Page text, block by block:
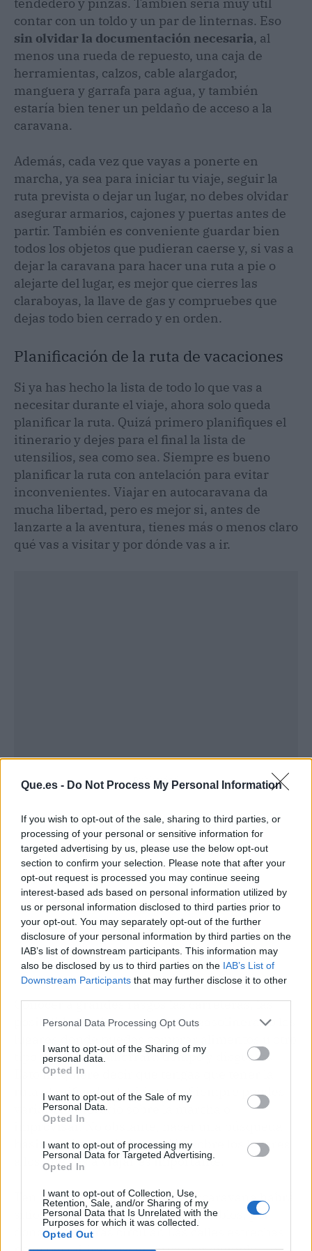
Que.es - Do Not Process My Personal Information
If you wish to opt-out of the sale, sharing to third parties, or
processing of your personal or sensitive information for
targeted advertising by us, please use the below opt-out
section to confirm your selection. Please note that after your
opt-out request is processed you may continue seeing
interest-based ads based on personal information utilized by
us or personal information disclosed to third parties prior to
your opt-out. You may separately opt-out of the further
disclosure of your personal information by third parties on the
IAB’s list of downstream participants. This information may
also be disclosed by us to third parties on the IAB’s List of
Downstream Participants that may further disclose it to other
Personal Data Processing Opt Outs
I want to opt-out of the Sharing of my
personal data.
Opted In
I want to opt-out of the Sale of my
Personal Data.
Opted In
I want to opt-out of processing my
Personal Data for Targeted Advertising.
Opted In
I want to opt-out of Collection, Use,
Retention, Sale, and/or Sharing of my
Personal Data that Is Unrelated with the
Purposes for which it was collected.
Opted Out
contar con un toldo y un par de linternas. Eso
sin olvidar la documentación necesaria, al
menos una rueda de repuesto, una caja de
herramientas, calzos, cable alargador,
manguera y garrafa para agua, y también
estaría bien tener un peldaño de acceso a la
caravana.
Además, cada vez que vayas a ponerte en
marcha, ya sea para iniciar tu viaje, seguir la
ruta prevista o dejar un lugar, no debes olvidar
asegurar armarios, cajones y puertas antes de
partir. También es conveniente guardar bien
todos los objetos que pudieran caerse y, si vas a
dejar la caravana para hacer una ruta a pie o
alejarte del lugar, es mejor que cierres las
claraboyas, la llave de gas y compruebes que
dejas todo bien cerrado y en orden.
Planificación de la ruta de vacaciones
Si ya has hecho la lista de todo lo que vas a
necesitar durante el viaje, ahora solo queda
planificar la ruta. Quizá primero planifiques el
itinerario y dejes para el final la lista de
utensilios, sea como sea. Siempre es bueno
planificar la ruta con antelación para evitar
inconvenientes. Viajar en autocaravana da
mucha libertad, pero es mejor si, antes de
lanzarte a la aventura, tienes más o menos claro
qué vas a visitar y por dónde vas a ir.
Publicidad
Conocer a grandes rasgos las carreteras, las
posibilidades de pernoctar, las gasolineras o los
tipo de cosas te ahorrará tiempo y disgustos.
Esto no quiere decir que tengas que tener la
ruta planificada al milímetro. Siempre puedes
variar el itinerario sobre la marcha o
improvisar. No obstante, hacer una búsqueda
básica y obtener información sobre los lugares
a los que vas a viajar es importante.
Ten en cuenta que con una autocaravana habrá
sitios, sobre todo dentro de los pueblos, por
donde no podrás circular. Las calles estrechas